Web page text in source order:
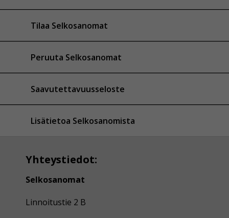
Tilaa Selkosanomat
Peruuta Selkosanomat
Saavutettavuusseloste
Lisätietoa Selkosanomista
Yhteystiedot:
Selkosanomat
Linnoitustie 2 B